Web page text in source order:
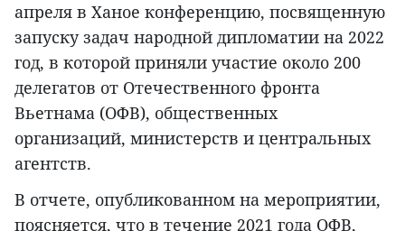
апреля в Ханое конференцию, посвященную
запуску задач народной дипломатии на 2022
год, в которой приняли участие около 200
делегатов от Отечественного фронта
Вьетнама (ОФВ), общественных
организаций, министерств и центральных
агентств.
В отчете, опубликованном на мероприятии,
поясняется, что в течение 2021 года ОФВ,